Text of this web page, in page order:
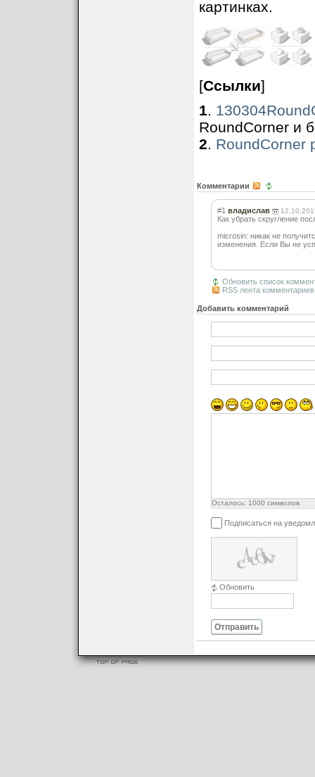
картинках.
[Ссылки]
1.
RoundCorner и
2. RoundCorner
Комментарии
#1 владислав
Как убрать скругление
microsin: никак не
изменения. Если Вы не
Обновить список
RSS лента
Добавить комментарий
Осталось: 1000 символов
Подписаться на
Обновить
Отправить